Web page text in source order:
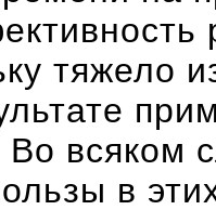
тяжело
всяком
в